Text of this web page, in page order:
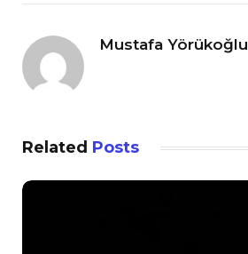
Mustafa Yörükoğlu
Related Posts